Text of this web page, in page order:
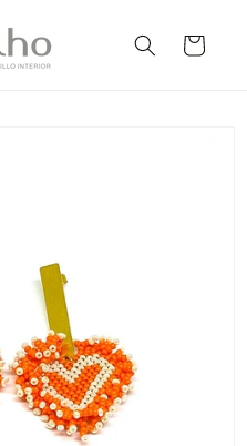
Carrito